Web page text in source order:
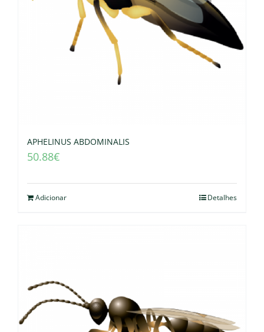
APHELINUS ABDOMINALIS
50.88€
Adicionar Detalhes